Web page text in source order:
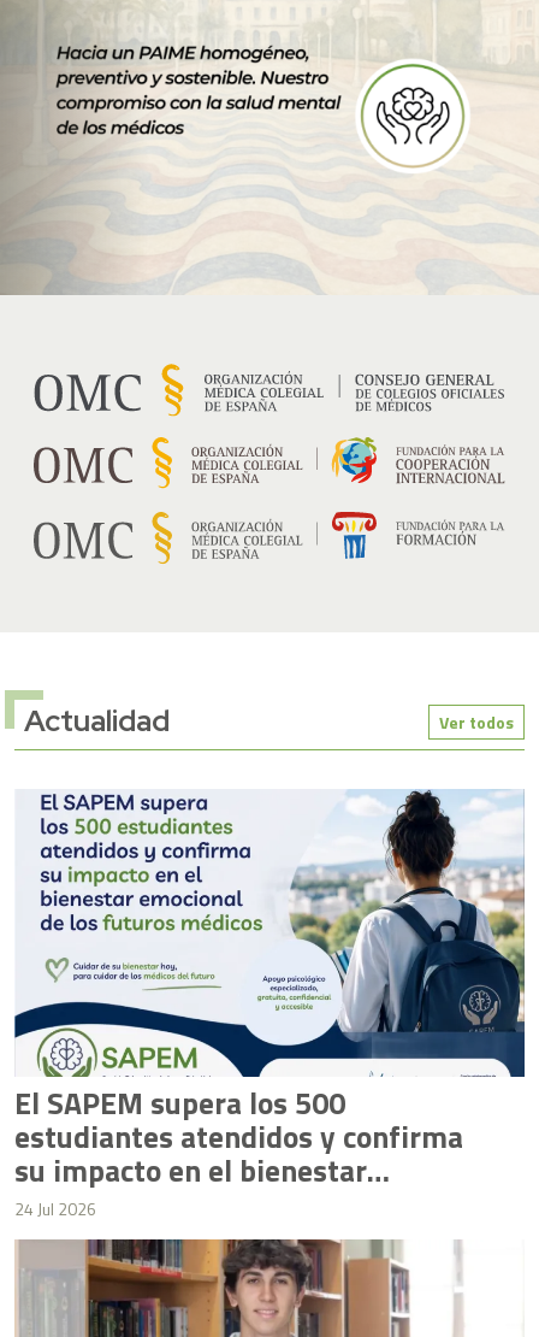
Actualidad Ver todos
El SAPEM supera los 500
estudiantes atendidos y confirma
su impacto en el bienestar
emocional de los futuros médicos
24 Jul 2026